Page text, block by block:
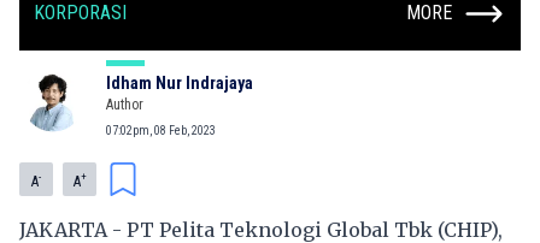
KORPORASI MORE
Idham Nur Indrajaya
Author
07:02pm, 08 Feb, 2023
A- A+
JAKARTA - PT Pelita Teknologi Global Tbk (CHIP),